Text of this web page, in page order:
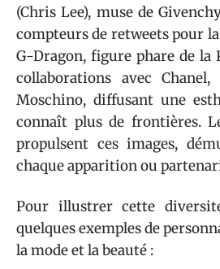
(Chris Lee), muse de
compteurs de retweets pour
G-Dragon, figure phare de la
collaborations avec
Moschino, diffusant une
connaît plus de frontières.
propulsent ces images,
chaque apparition ou
Pour illustrer cette
quelques exemples de
la mode et la beauté :